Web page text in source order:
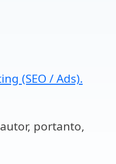
(SEO / Ads).
portanto,